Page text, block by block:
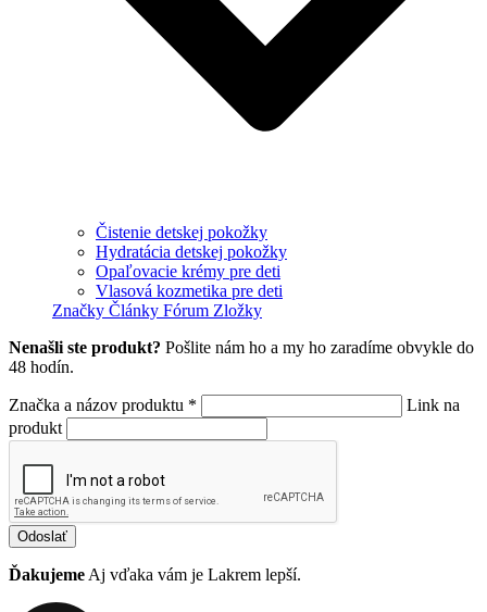
Čistenie detskej pokožky
Hydratácia detskej pokožky
Opaľovacie krémy pre deti
Vlasová kozmetika pre deti
Značky Články Fórum Zložky
Nenašli ste produkt? Pošlite nám ho a my ho zaradíme obvykle do
48 hodín.
Značka a názov produktu *
Link na
produkt
Odoslať
Ďakujeme Aj vďaka vám je Lakrem lepší.